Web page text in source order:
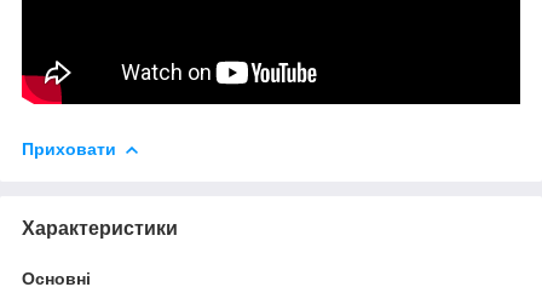
Приховати
Характеристики
Основні